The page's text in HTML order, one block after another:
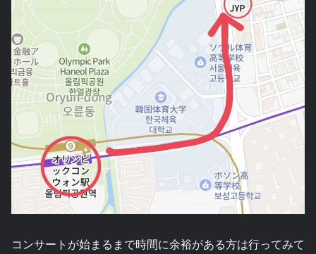
コンサートが始まるまで時間に余裕がある方は行ってみて